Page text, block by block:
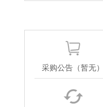
采购公告（暂无）